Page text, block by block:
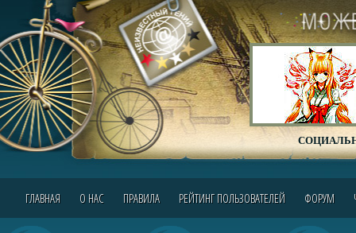
ГЛАВНАЯ О НАС ПРАВИЛА РЕЙТИНГ ПОЛЬЗОВАТЕЛЕЙ ФОРУМ